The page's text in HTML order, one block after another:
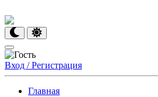
Вход / Регистрация
Главная